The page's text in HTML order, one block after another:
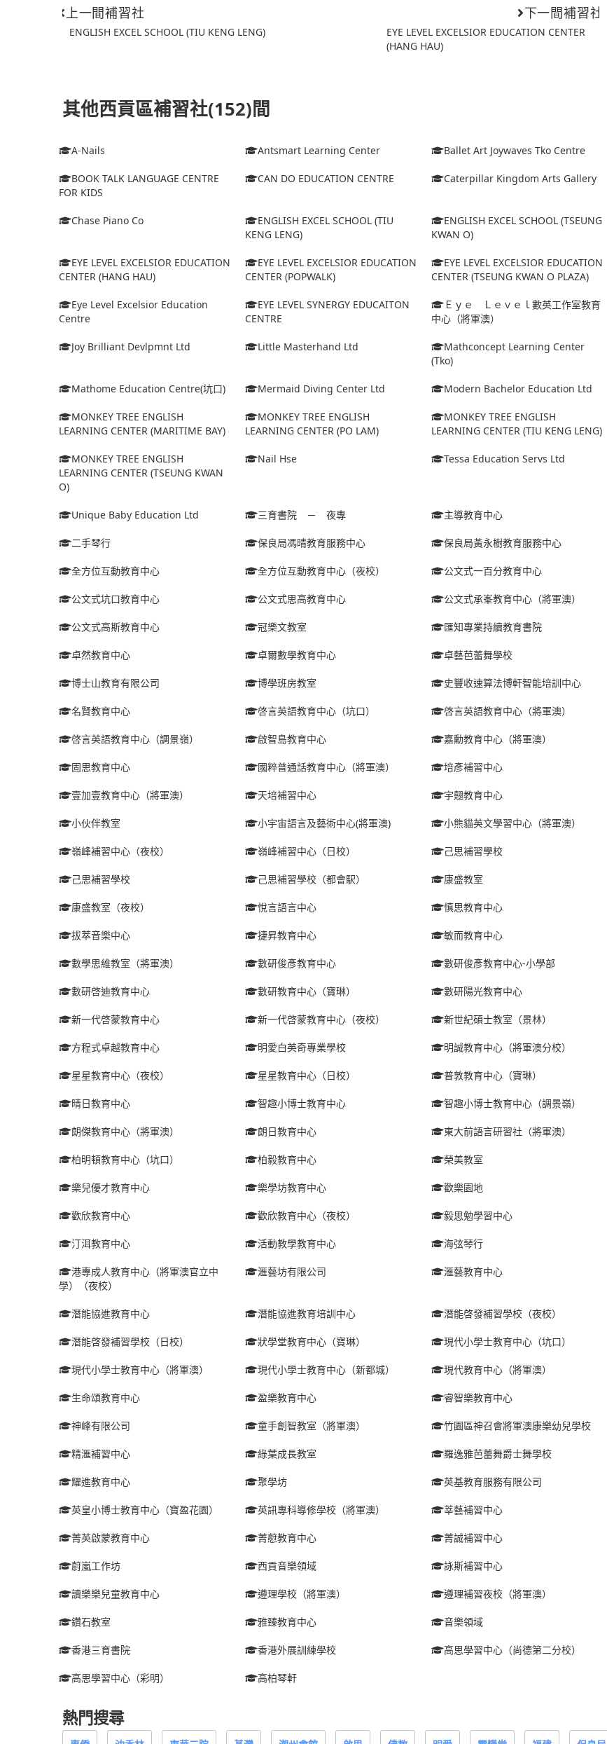
上一間補習社
ENGLISH EXCEL SCHOOL (TIU KENG LENG)
下一間補習社
EYE LEVEL EXCELSIOR EDUCATION CENTER
(HANG HAU)
其他西貢區補習社(152)間
A-Nails Antsmart Learning Center Ballet Art Joywaves Tko Centre
BOOK TALK LANGUAGE CENTRE
FOR KIDS
CAN DO EDUCATION CENTRE Caterpillar Kingdom Arts Gallery
Chase Piano Co
ENGLISH EXCEL SCHOOL (TIU
KENG LENG)
ENGLISH EXCEL SCHOOL (TSEUNG
KWAN O)
EYE LEVEL EXCELSIOR EDUCATION
CENTER (HANG HAU)
EYE LEVEL EXCELSIOR EDUCATION
CENTER (POPWALK)
EYE LEVEL EXCELSIOR EDUCATION
CENTER (TSEUNG KWAN O PLAZA)
Eye Level Excelsior Education
Centre
EYE LEVEL SYNERGY EDUCAITON
CENTRE
Ｅｙｅ Ｌｅｖｅｌ數英工作室教育
中心（將軍澳）
Joy Brilliant Devlpmnt Ltd Little Masterhand Ltd
Mathconcept Learning Center
(Tko)
Mathome Education Centre(坑口) Mermaid Diving Center Ltd Modern Bachelor Education Ltd
MONKEY TREE ENGLISH
LEARNING CENTER (MARITIME BAY)
MONKEY TREE ENGLISH
LEARNING CENTER (PO LAM)
MONKEY TREE ENGLISH
LEARNING CENTER (TIU KENG LENG)
MONKEY TREE ENGLISH
LEARNING CENTER (TSEUNG KWAN
O)
Nail Hse Tessa Education Servs Ltd
Unique Baby Education Ltd 三育書院 － 夜專 主導教育中心
二手琴行 保良局馮晴教育服務中心 保良局黃永樹教育服務中心
全方位互動教育中心 全方位互動教育中心（夜校） 公文式一百分教育中心
公文式坑口教育中心 公文式思高教育中心 公文式承峯教育中心（將軍澳）
公文式高斯教育中心 冠樂文教室 匯知專業持續教育書院
卓然教育中心 卓爾數學教育中心 卓藝芭蕾舞學校
博士山教育有限公司 博學班房教室 史豐收速算法博軒智能培訓中心
名賢教育中心 啓言英語教育中心（坑口） 啓言英語教育中心（將軍澳）
啓言英語教育中心（調景嶺） 啟智島教育中心 嘉勳教育中心（將軍澳）
固思教育中心 國粹普通話教育中心（將軍澳） 培彥補習中心
壹加壹教育中心（將軍澳） 天培補習中心 宇翹教育中心
小伙伴教室 小宇宙語言及藝術中心(將軍澳) 小熊貓英文學習中心（將軍澳）
嶺峰補習中心（夜校） 嶺峰補習中心（日校） 己思補習學校
己思補習學校 己思補習學校（都會駅） 康盛教室
康盛教室（夜校） 悅言語言中心 慎思教育中心
拔萃音樂中心 捷昇教育中心 敏而教育中心
數學思維教室（將軍澳） 數研俊彥教育中心 數研俊彥教育中心-小學部
數研啓迪教育中心 數研教育中心（寶琳） 數研陽光教育中心
新一代啓蒙教育中心 新一代啓蒙教育中心（夜校） 新世紀碩士教室（景林）
方程式卓越教育中心 明愛白英奇專業學校 明誠教育中心（將軍澳分校）
星星教育中心（夜校） 星星教育中心（日校） 普敦教育中心（寶琳）
晴日教育中心 智趣小博士教育中心 智趣小博士教育中心（調景嶺）
朗傑教育中心（將軍澳） 朗日教育中心 東大前語言研習社（將軍澳）
柏明頓教育中心（坑口） 柏毅教育中心 榮美教室
樂兒優才教育中心 樂學坊教育中心 歡樂園地
歡欣教育中心 歡欣教育中心（夜校） 毅思勉學習中心
汀洱教育中心 活動教學教育中心 海弦琴行
港專成人教育中心（將軍澳官立中
學）（夜校）
滙藝坊有限公司 滙藝教育中心
潛能協進教育中心 潛能協進教育培訓中心 潛能啓發補習學校（夜校）
潛能啓發補習學校（日校） 狀學堂教育中心（寶琳） 現代小學士教育中心（坑口）
現代小學士教育中心（將軍澳） 現代小學士教育中心（新都城） 現代教育中心（將軍澳）
生命頌教育中心 盈樂教育中心 睿智樂教育中心
神峰有限公司 童手創智教室（將軍澳） 竹園區神召會將軍澳康樂幼兒學校
精滙補習中心 綠葉成長教室 羅逸雅芭蕾舞爵士舞學校
耀進教育中心 聚學坊 英基教育服務有限公司
英皇小博士教育中心（寶盈花園） 英訊專科導修學校（將軍澳） 莘藝補習中心
菁英啟蒙教育中心 菁藯教育中心 菁誠補習中心
蔚嵐工作坊 西貢音樂領域 詠斯補習中心
讀樂樂兒童教育中心 遵理學校（將軍澳） 遵理補習夜校（將軍澳）
鑽石教室 雅臻教育中心 音樂領域
香港三育書院 香港外展訓練學校 高思學習中心（尚德第二分校）
高思學習中心（彩明） 高柏琴軒
熱門搜尋